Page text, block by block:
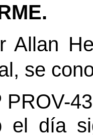
Allan
se
PROV-
el día